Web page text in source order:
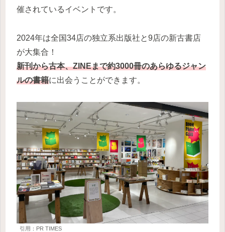
催されているイベントです。
2024年は全国34店の独立系出版社と9店の新古書店
が大集合！
新刊から古本、ZINEまで約3000冊のあらゆるジャン
ルの書籍に出会うことができます。
引用：PR TIMES